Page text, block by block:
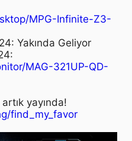
MPG-Infinite-Z3-
Yakında Geliyor
MAG-321UP-QD-
yayında!
find_my_favor